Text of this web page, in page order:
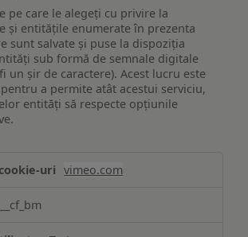
pe care le alegeți cu privire la
și entitățile enumerate în prezenta
sunt salvate și puse la dispoziția
sub formă de semnale digitale
un șir de caractere). Acest lucru este
a permite atât acestui serviciu,
entități să respecte opțiunile
vimeo.com
__cf_bm